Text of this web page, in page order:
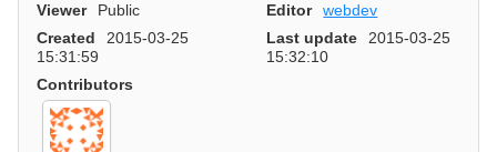
Viewer
Public Editor
webdev
Created
2015-03-25
15:31:59
Last update
2015-03-25
15:32:10
Contributors